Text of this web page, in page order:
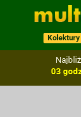
03